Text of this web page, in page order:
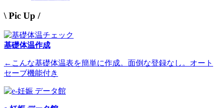
\ Pic Up /
基礎体温作成
←こんな基礎体温表を簡単に作成。面倒な登録なし。オート
セーブ機能付き